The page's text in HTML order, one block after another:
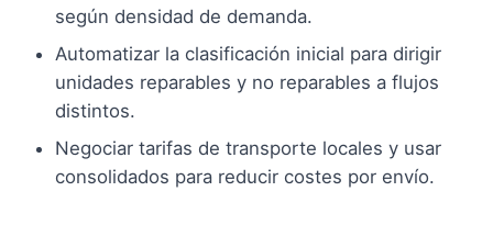
según densidad de demanda.
Automatizar la clasificación inicial para dirigir
unidades reparables y no reparables a flujos
distintos.
Negociar tarifas de transporte locales y usar
consolidados para reducir costes por envío.